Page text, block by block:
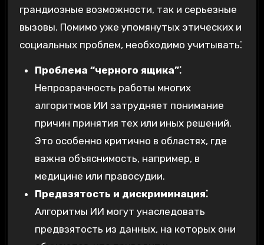
грандиозные возможности, так и серьезные
вызовы. Помимо уже упомянутых этических и
социальных проблем, необходимо учитывать⁚
Проблема “черного ящика”⁚
Непрозрачность работы многих
алгоритмов ИИ затрудняет понимание
причин принятия тех или иных решений.
Это особенно критично в областях, где
важна объяснимость, например, в
медицине или правосудии.
Предвзятость и дискриминация⁚
Алгоритмы ИИ могут унаследовать
предвзятость из данных, на которых они